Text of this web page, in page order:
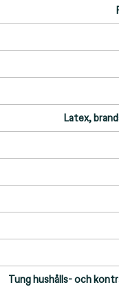
Latex,
Tung hushålls- och